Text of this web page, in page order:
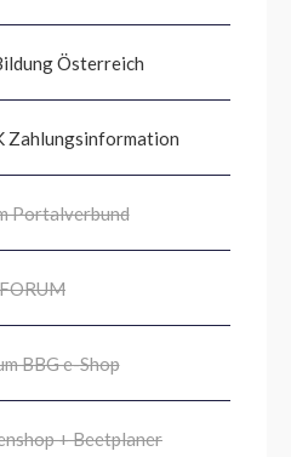
Österreich
Zahlungsinformation
Portalverbund
BBG e-Shop
+ Beetplaner